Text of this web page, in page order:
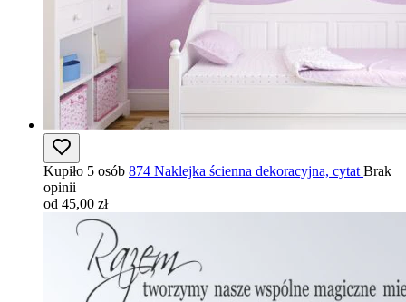
Kupiło 5 osób 874 Naklejka ścienna dekoracyjna, cytat Brak
opinii
od 45,00 zł